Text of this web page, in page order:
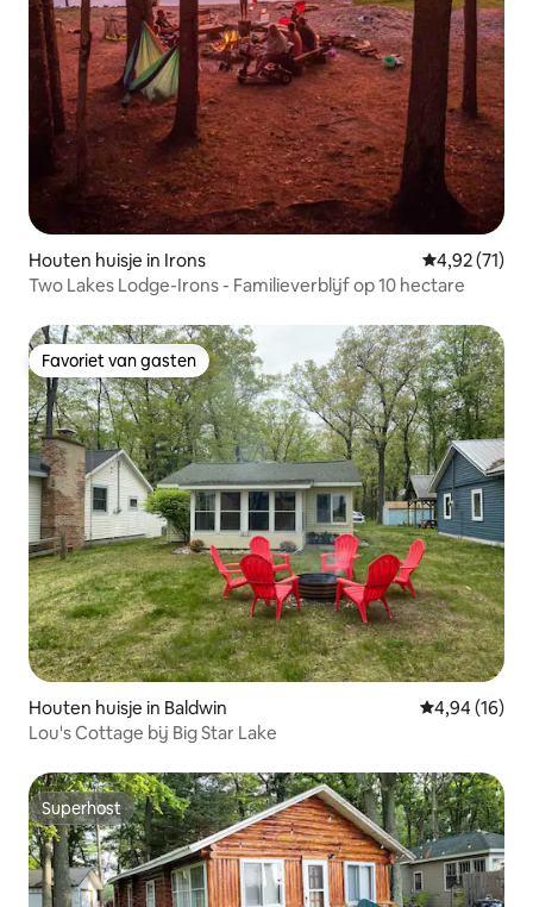
Houten huisje in Irons Gemiddelde
4,92 (71)
Two Lakes Lodge-Irons - Familieverblijf op 10 hectare
Favoriet van gasten
Favoriet van gasten
Houten huisje in Baldwin Gemiddelde
4,94 (16)
Lou's Cottage bij Big Star Lake
Superhost
Superhost